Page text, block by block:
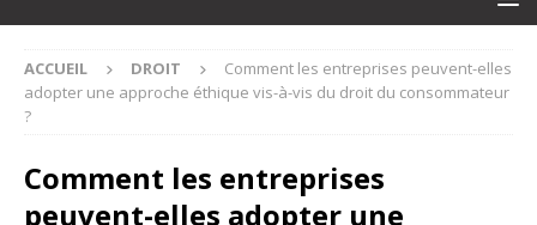
ACCUEIL DROIT
Comment les entreprises peuvent-elles
adopter une approche éthique vis-à-vis du droit du consommateur
?
Comment les entreprises
peuvent-elles adopter une